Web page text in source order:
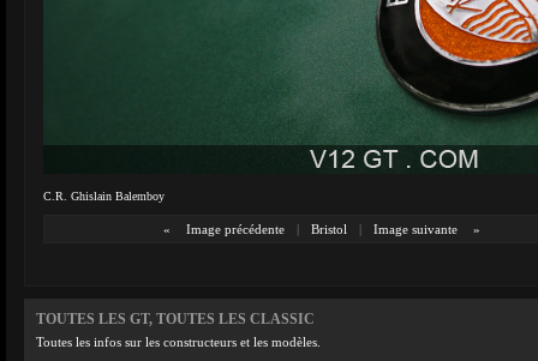
C.R. Ghislain Balemboy
« Image précédente | Bristol | Image suivante »
TOUTES LES GT, TOUTES LES CLASSIC
Toutes les infos sur les constructeurs et les modèles.